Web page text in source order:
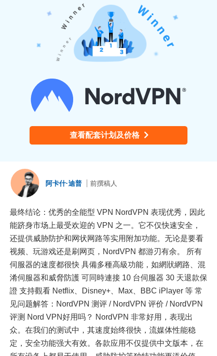
查看配套计划及价格
阿卡什·迪普 前撰稿人
最终结论：优秀的全能型 VPN NordVPN 表现优秀，因此
能跻身市场上最受欢迎的 VPN 之一。它不仅快速安全，
还提供威胁防护和网状网路等实用附加功能。无论是要看
视频、玩游戏还是刷网页，NordVPN 都游刃有余。 所有
伺服器的速度都很快 具備多種高級功能，如網狀網路、混
淆伺服器和威脅防護 可同時連接 10 台伺服器 30 天退款保
證 支持觀看 Netflix、Disney+、Max、BBC iPlayer 等 常
见问题解答：NordVPN 测评 / NordVPN 评价 / NordVPN
评测 Nord VPN好用吗？ NordVPN 非常好用，表现出
众。在我们的测试中，其速度始终很快，流媒体性能稳
定，安全功能强大有效。各款应用不仅提供中文版本，在